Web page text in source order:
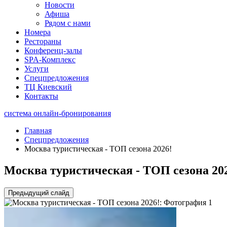
Новости
Афиша
Рядом с нами
Номера
Рестораны
Конференц-залы
SPA-Комплекс
Услуги
Спецпредложения
ТЦ Киевский
Контакты
система онлайн-бронирования
Главная
Спецпредложения
Москва туристическая - ТОП сезона 2026!
Москва туристическая - ТОП сезона
Предыдущий слайд